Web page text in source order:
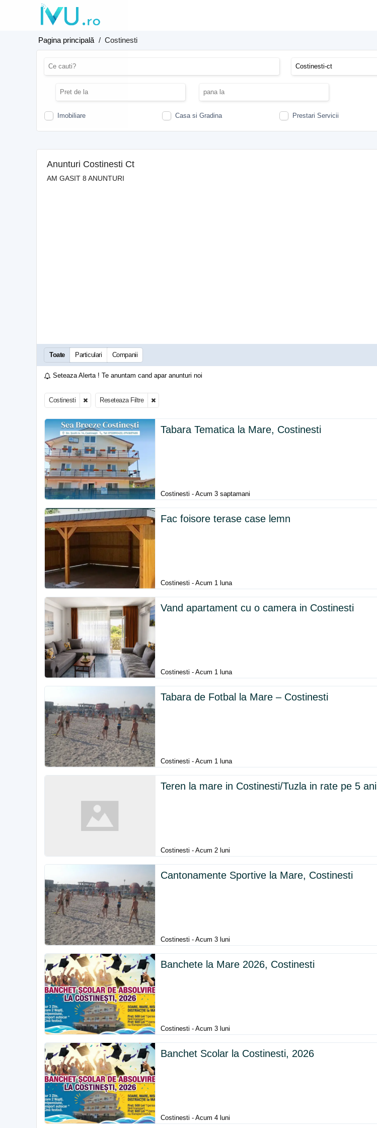
Pagina principală / Costinesti
Imobiliare Casa si Gradina Prestari Servicii
Anunturi Costinesti Ct
AM GASIT 8 ANUNTURI
Toate Particulari Companii
Seteaza Alerta ! Te anuntam cand apar anunturi noi
Costinesti Reseteaza Filtre
Tabara Tematica la Mare, Costinesti
Costinesti - Acum 3 saptamani
Fac foisore terase case lemn
Costinesti - Acum 1 luna
Vand apartament cu o camera in Costinesti
Costinesti - Acum 1 luna
Tabara de Fotbal la Mare – Costinesti
Costinesti - Acum 1 luna
Teren la mare in Costinesti/Tuzla in rate pe 5 ani
Costinesti - Acum 2 luni
Cantonamente Sportive la Mare, Costinesti
Costinesti - Acum 3 luni
Banchete la Mare 2026, Costinesti
Costinesti - Acum 3 luni
Banchet Scolar la Costinesti, 2026
Costinesti - Acum 4 luni